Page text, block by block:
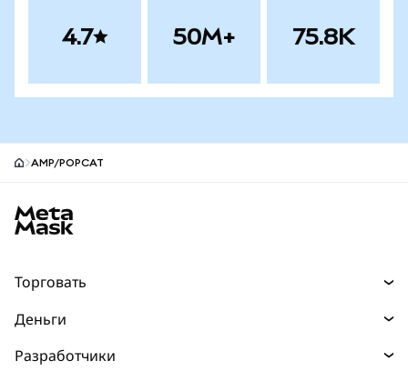
4.7 50M+ 75.8K
AMP/POPCAT
Торговать
Прогнозы
Деньги
Разработчики